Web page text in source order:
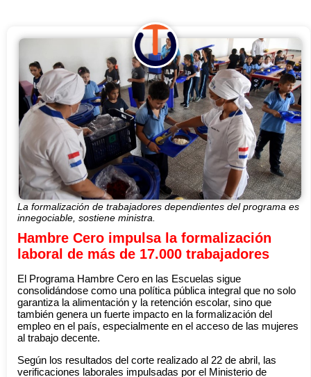
La formalización de trabajadores dependientes del programa es
innegociable, sostiene ministra.
Hambre Cero impulsa la formalización
laboral de más de 17.000 trabajadores
El Programa Hambre Cero en las Escuelas sigue
consolidándose como una política pública integral que no solo
garantiza la alimentación y la retención escolar, sino que
también genera un fuerte impacto en la formalización del
empleo en el país, especialmente en el acceso de las mujeres
al trabajo decente.
Según los resultados del corte realizado al 22 de abril, las
verificaciones laborales impulsadas por el Ministerio de